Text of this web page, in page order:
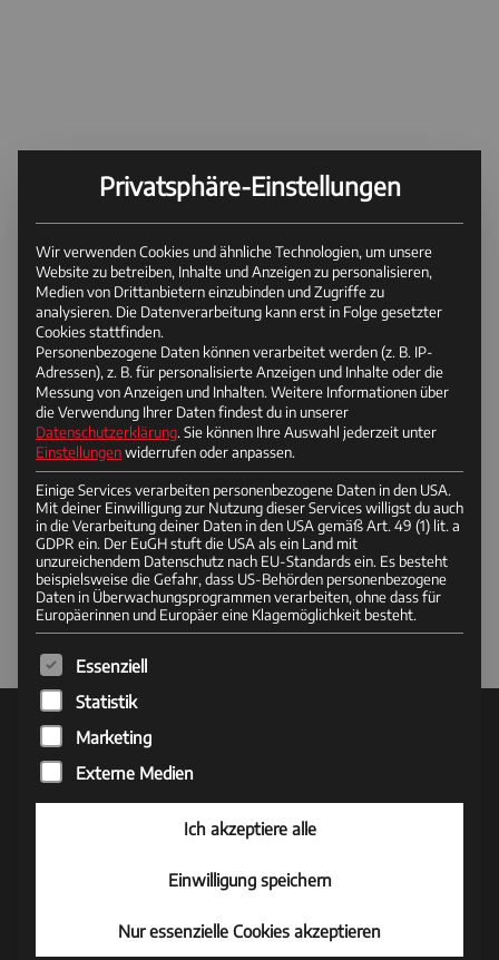
UNSER UNTERNEHMEN
Motowippe.de
Hersteller für Motorrad- & Radwippen
Andreas Insam
88353 Kißlegg, Germany
Privatsphäre-Einstellungen
Wir verwenden Cookies und ähnliche Technologien, um unsere
Website zu betreiben, Inhalte und Anzeigen zu personalisieren,
Medien von Drittanbietern einzubinden und Zugriffe zu
analysieren. Die Datenverarbeitung kann erst in Folge gesetzter
Cookies stattfinden.
Personenbezogene Daten können verarbeitet werden (z. B. IP-
Adressen), z. B. für personalisierte Anzeigen und Inhalte oder die
Messung von Anzeigen und Inhalten. Weitere Informationen über
die Verwendung Ihrer Daten findest du in unserer
Datenschutzerklärung. Sie können Ihre Auswahl jederzeit unter
Einstellungenwiderrufen oder anpassen.
Einige Services verarbeiten personenbezogene Daten in den USA.
Mit deiner Einwilligung zur Nutzung dieser Services willigst du auch
in die Verarbeitung deiner Daten in den USA gemäß Art. 49 (1) lit. a
GDPR ein. Der EuGH stuft die USA als ein Land mit
unzureichendem Datenschutz nach EU-Standards ein. Es besteht
beispielsweise die Gefahr, dass US-Behörden personenbezogene
Daten in Überwachungsprogrammen verarbeiten, ohne dass für
Europäerinnen und Europäer eine Klagemöglichkeit besteht.
Es folgt eine Liste der Service-Gruppen, für die eine
Essenziell
Statistik
Marketing
Externe Medien
Ich akzeptiere alle
Einwilligung speichern
Nur essenzielle Cookies akzeptieren